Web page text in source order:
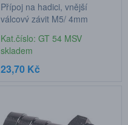
Přípoj na hadici, vnější
válcový závit M5/ 4mm
Kat.číslo: GT 54 MSV
skladem
23,70 Kč